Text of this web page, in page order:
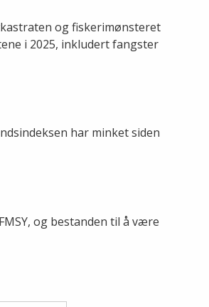
og fiskerimønsteret
i 2025, inkludert fangster
har minket siden
og bestanden til å være